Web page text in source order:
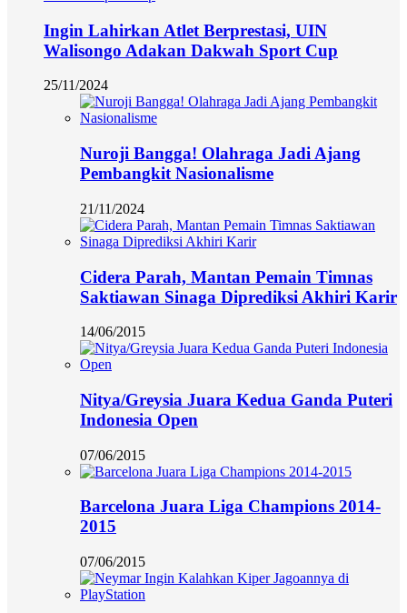
Ingin Lahirkan Atlet Berprestasi, UIN
Walisongo Adakan Dakwah Sport Cup
25/11/2024
Nuroji Bangga! Olahraga Jadi Ajang
Pembangkit Nasionalisme
21/11/2024
Cidera Parah, Mantan Pemain Timnas
Saktiawan Sinaga Diprediksi Akhiri Karir
14/06/2015
Nitya/Greysia Juara Kedua Ganda Puteri
Indonesia Open
07/06/2015
Barcelona Juara Liga Champions 2014-
2015
07/06/2015